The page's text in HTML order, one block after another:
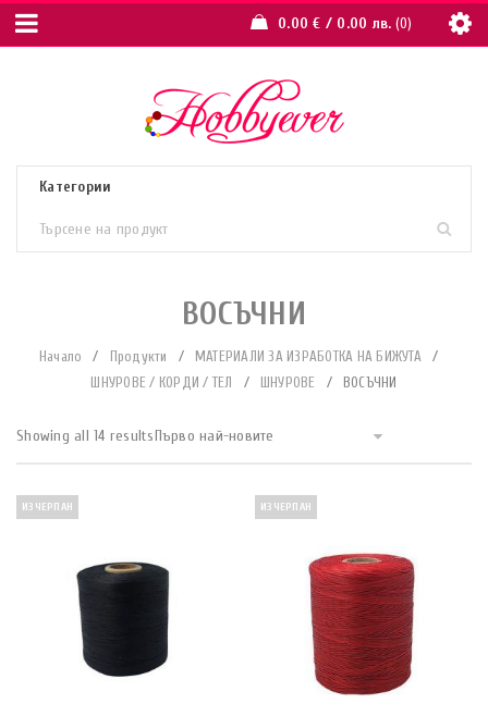
0.00€ / 0.00 лв. 0
ВОСЪЧНИ
Начало / Продукти / МАТЕРИАЛИ ЗА ИЗРАБОТКА НА БИЖУТА
/
ШНУРОВЕ / КОРДИ / ТЕЛ
/ ШНУРОВЕ / ВОСЪЧНИ
Showing all 14 resultsПърво най-новите
ИЗЧЕРПАН ИЗЧЕРПАН